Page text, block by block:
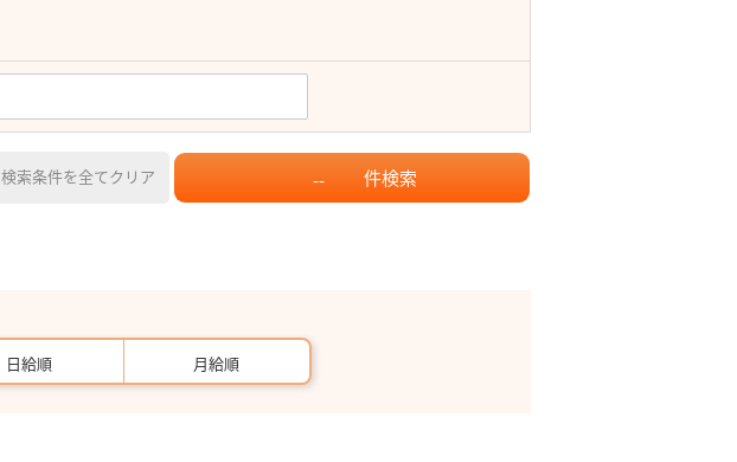
検索条件を全てクリア -- 件検索
日給順 月給順